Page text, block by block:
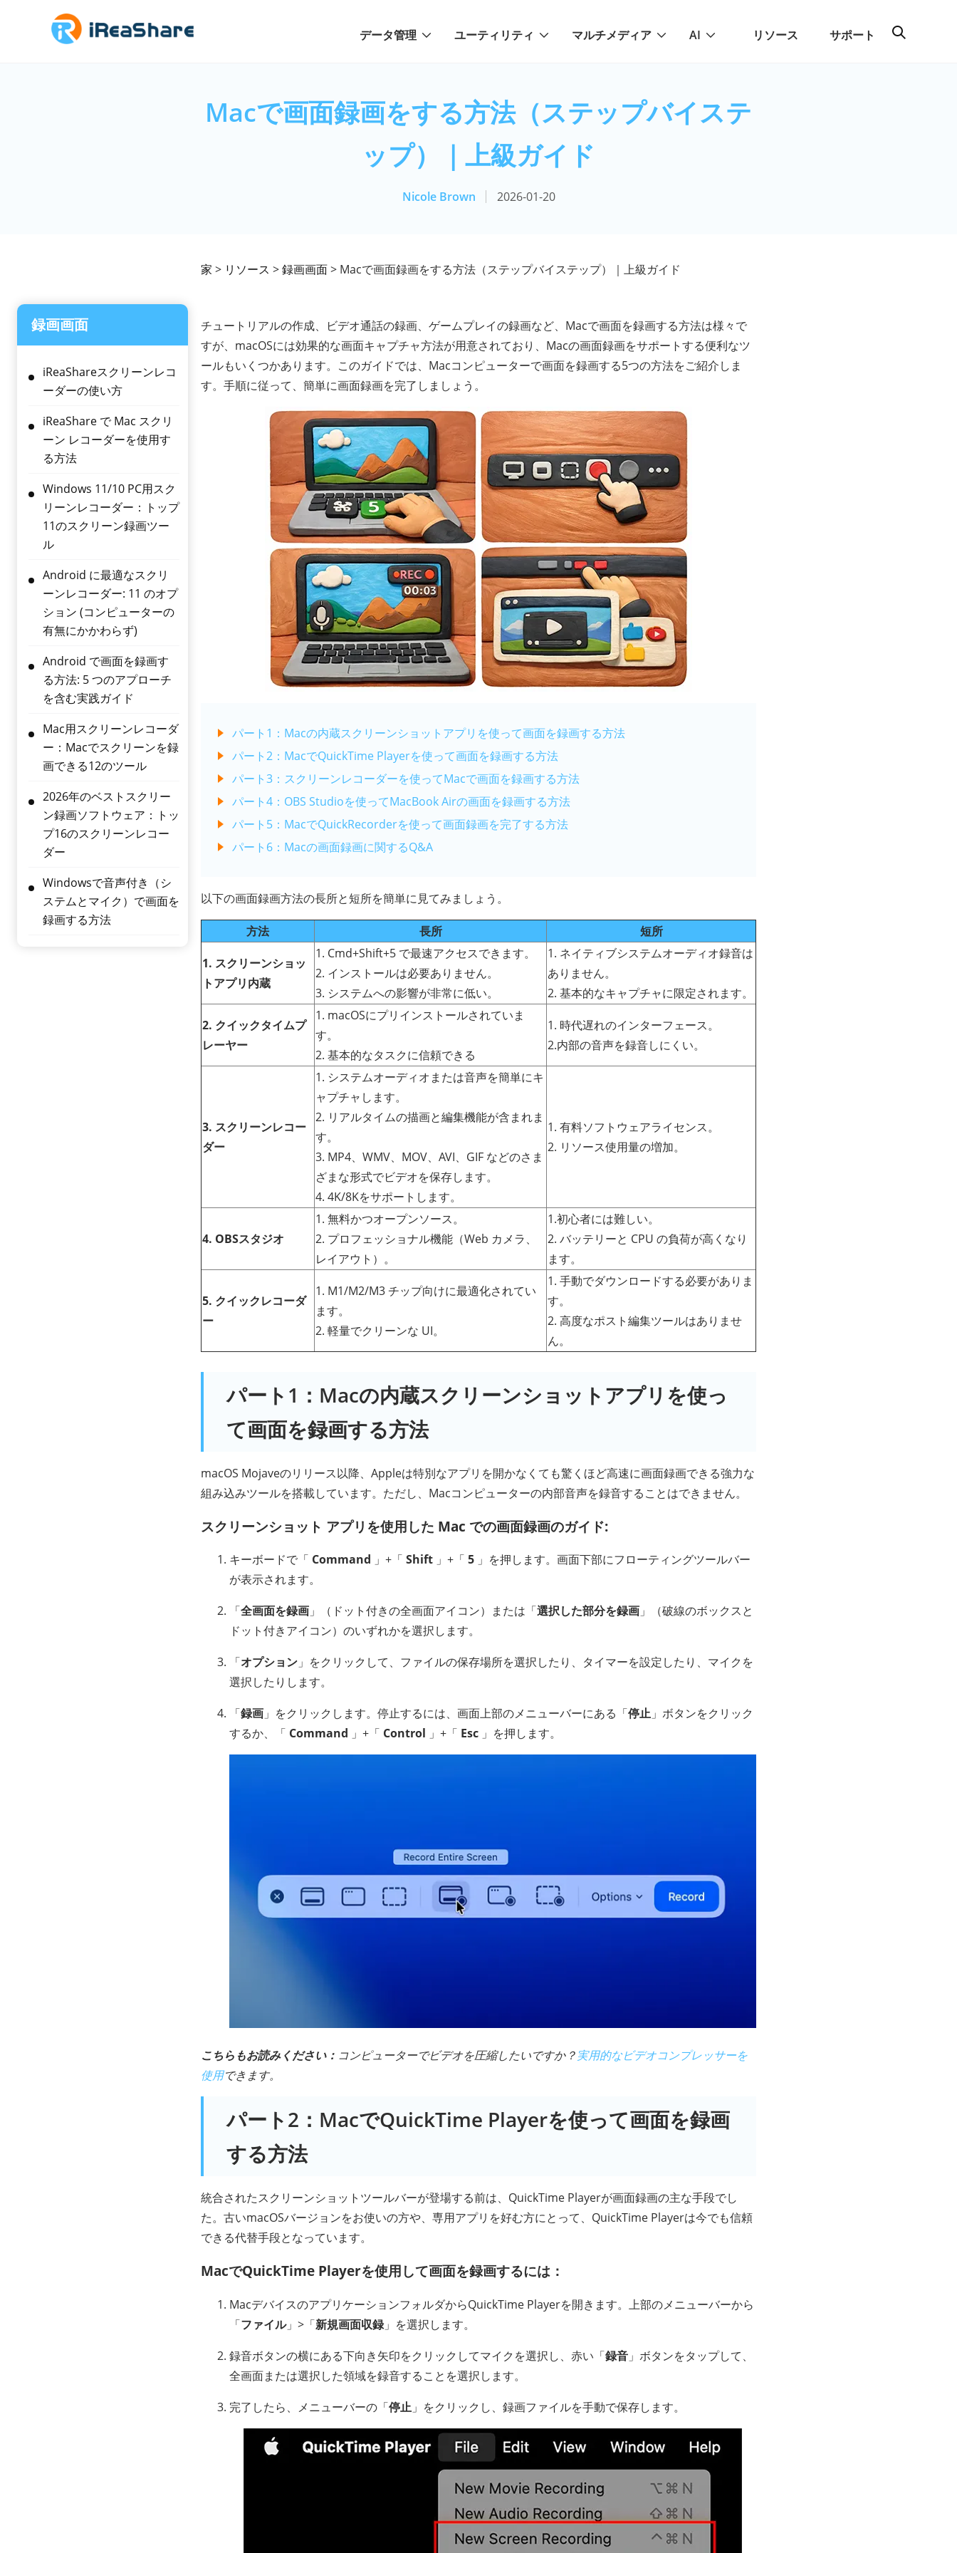
データ管理 ユーティリティ マルチメディア AI リソース サポート
Macで画面録画をする方法（ステップバイステ
ップ）｜上級ガイド
Nicole Brown 2026-01-20
家 > リソース >録画画面> Macで画面録画をする方法（ステップバイステップ）｜上級ガイド
録画画面
iReaShareスクリーンレコ
ーダーの使い方
iReaShare で Mac スクリ
ーン レコーダーを使用す
る方法
Windows 11/10 PC用スク
リーンレコーダー：トップ
11のスクリーン録画ツー
ル
Android に最適なスクリ
ーンレコーダー: 11 のオプ
ション (コンピューターの
有無にかかわらず)
Android で画面を録画す
る方法: 5 つのアプローチ
を含む実践ガイド
Mac用スクリーンレコーダ
ー：Macでスクリーンを録
画できる12のツール
2026年のベストスクリー
ン録画ソフトウェア：トッ
プ16のスクリーンレコー
ダー
Windowsで音声付き（シ
ステムとマイク）で画面を
録画する方法
チュートリアルの作成、ビデオ通話の録画、ゲームプレイの録画など、Macで画面を録画する方法は様々で
すが、macOSには効果的な画面キャプチャ方法が用意されており、Macの画面録画をサポートする便利なツ
ールもいくつかあります。このガイドでは、Macコンピューターで画面を録画する5つの方法をご紹介しま
す。手順に従って、簡単に画面録画を完了しましょう。
パート1：Macの内蔵スクリーンショットアプリを使って画面を録画する方法
パート2：MacでQuickTime Playerを使って画面を録画する方法
パート3：スクリーンレコーダーを使ってMacで画面を録画する方法
パート4：OBS Studioを使ってMacBook Airの画面を録画する方法
パート5：MacでQuickRecorderを使って画面録画を完了する方法
パート6：Macの画面録画に関するQ&A
以下の画面録画方法の長所と短所を簡単に見てみましょう。
方法 長所 短所
1. スクリーンショッ
トアプリ内蔵
1. Cmd+Shift+5 で最速アクセスできます。
2. インストールは必要ありません。
3. システムへの影響が非常に低い。
1. ネイティブシステムオーディオ録音は
ありません。
2. 基本的なキャプチャに限定されます。
2. クイックタイムプ
レーヤー
1. macOSにプリインストールされていま
す。
2. 基本的なタスクに信頼できる
1. 時代遅れのインターフェース。
2.内部の音声を録音しにくい。
3. スクリーンレコー
ダー
1. システムオーディオまたは音声を簡単にキ
ャプチャします。
2. リアルタイムの描画と編集機能が含まれま
す。
3. MP4、WMV、MOV、AVI、GIF などのさま
ざまな形式でビデオを保存します。
4. 4K/8Kをサポートします。
1. 有料ソフトウェアライセンス。
2. リソース使用量の増加。
4. OBSスタジオ
1. 無料かつオープンソース。
2. プロフェッショナル機能（Web カメラ、
レイアウト）。
1.初心者には難しい。
2. バッテリーと CPU の負荷が高くなり
ます。
5. クイックレコーダ
ー
1. M1/M2/M3 チップ向けに最適化されてい
ます。
2. 軽量でクリーンな UI。
1. 手動でダウンロードする必要がありま
す。
2. 高度なポスト編集ツールはありませ
ん。
パート1：Macの内蔵スクリーンショットアプリを使っ
て画面を録画する方法
macOS Mojaveのリリース以降、Appleは特別なアプリを開かなくても驚くほど高速に画面録画できる強力な
組み込みツールを搭載しています。ただし、Macコンピューターの内部音声を録音することはできません。
スクリーンショット アプリを使用した Mac での画面録画のガイド:
キーボードで「 Command 」+「 Shift 」+「 5 」を押します。画面下部にフローティングツールバー
が表示されます。
「全画面を録画 」（ドット付きの全画面アイコン）または「選択した部分を録画 」（破線のボックスと
ドット付きアイコン）のいずれかを選択します。
「オプション 」をクリックして、ファイルの保存場所を選択したり、タイマーを設定したり、マイクを
選択したりします。
「録画 」をクリックします。停止するには、画面上部のメニューバーにある「停止 」ボタンをクリック
するか、「 Command 」+「 Control 」+「 Esc 」を押します。
こちらもお読みください： コンピューターでビデオを圧縮したいですか？実用的なビデオコンプレッサーを
使用できます。
パート2：MacでQuickTime Playerを使って画面を録画
する方法
統合されたスクリーンショットツールバーが登場する前は、QuickTime Playerが画面録画の主な手段でし
た。古いmacOSバージョンをお使いの方や、専用アプリを好む方にとって、QuickTime Playerは今でも信頼
できる代替手段となっています。
MacでQuickTime Playerを使用して画面を録画するには：
MacデバイスのアプリケーションフォルダからQuickTime Playerを開きます。上部のメニューバーから
「ファイル」>「新規画面収録」を選択します。
録音ボタンの横にある下向き矢印をクリックしてマイクを選択し、赤い「録音 」ボタンをタップして、
全画面または選択した領域を録音することを選択します。
完了したら、メニューバーの「停止 」をクリックし、録画ファイルを手動で保存します。